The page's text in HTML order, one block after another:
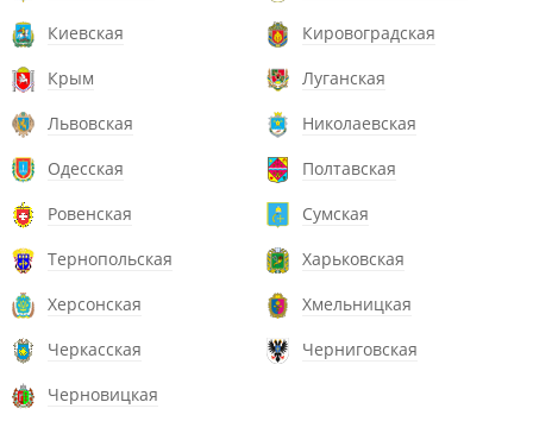
Киевская
Кировоградская
Крым
Луганская
Львовская
Николаевская
Одесская
Полтавская
Ровенская
Сумская
Тернопольская
Харьковская
Херсонская
Хмельницкая
Черкасская
Черниговская
Черновицкая